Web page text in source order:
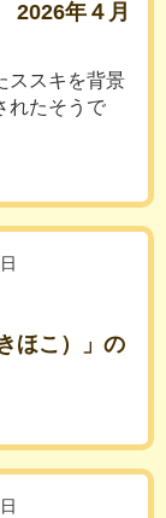
年４月
ススキを背景
れたそうで
ほこ）」の